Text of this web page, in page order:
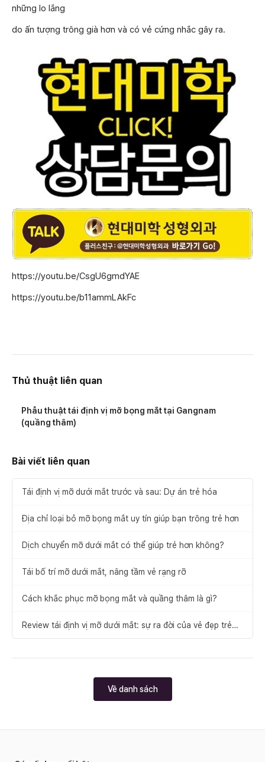
những lo lắng
do ấn tượng trông già hơn và có vẻ cứng nhắc gây ra.
https://youtu.be/CsgU6gmdYAE
https://youtu.be/b11ammLAkFc
Thủ thuật liên quan
Phẫu thuật tái định vị mỡ bọng mắt tại Gangnam
(quầng thâm)
Bài viết liên quan
Tái định vị mỡ dưới mắt trước và sau: Dự án trẻ hóa
Địa chỉ loại bỏ mỡ bọng mắt uy tín giúp bạn trông trẻ hơn
Dịch chuyển mỡ dưới mắt có thể giúp trẻ hơn không?
Tái bố trí mỡ dưới mắt, nâng tầm vẻ rạng rỡ
Cách khắc phục mỡ bọng mắt và quầng thâm là gì?
Review tái định vị mỡ dưới mắt: sự ra đời của vẻ đẹp trẻ
trung
Về danh sách